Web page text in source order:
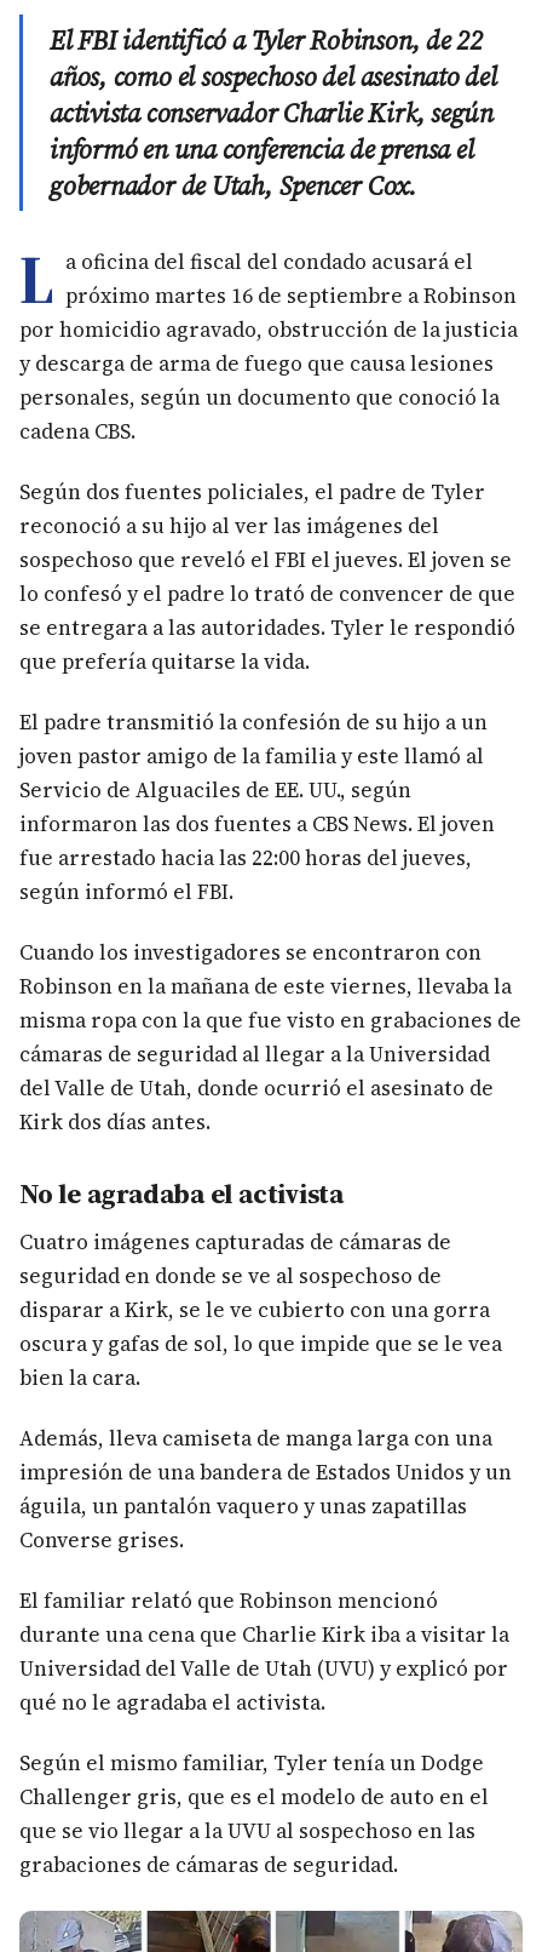
El FBI identificó a Tyler Robinson, de 22
años, como el sospechoso del asesinato del
activista conservador Charlie Kirk, según
informó en una conferencia de prensa el
gobernador de Utah, Spencer Cox.
L a oficina del fiscal del condado acusará el
próximo martes 16 de septiembre a Robinson
por homicidio agravado, obstrucción de la justicia
y descarga de arma de fuego que causa lesiones
personales, según un documento que conoció la
cadena CBS.
Según dos fuentes policiales, el padre de Tyler
reconoció a su hijo al ver las imágenes del
sospechoso que reveló el FBI el jueves. El joven se
lo confesó y el padre lo trató de convencer de que
se entregara a las autoridades. Tyler le respondió
que prefería quitarse la vida.
El padre transmitió la confesión de su hijo a un
joven pastor amigo de la familia y este llamó al
Servicio de Alguaciles de EE. UU., según
informaron las dos fuentes a CBS News. El joven
fue arrestado hacia las 22:00 horas del jueves,
según informó el FBI.
Cuando los investigadores se encontraron con
Robinson en la mañana de este viernes, llevaba la
misma ropa con la que fue visto en grabaciones de
cámaras de seguridad al llegar a la Universidad
del Valle de Utah, donde ocurrió el asesinato de
Kirk dos días antes.
No le agradaba el activista
Cuatro imágenes capturadas de cámaras de
seguridad en donde se ve al sospechoso de
disparar a Kirk, se le ve cubierto con una gorra
oscura y gafas de sol, lo que impide que se le vea
bien la cara.
Además, lleva camiseta de manga larga con una
impresión de una bandera de Estados Unidos y un
águila, un pantalón vaquero y unas zapatillas
Converse grises.
El familiar relató que Robinson mencionó
durante una cena que Charlie Kirk iba a visitar la
Universidad del Valle de Utah (UVU) y explicó por
qué no le agradaba el activista.
Según el mismo familiar, Tyler tenía un Dodge
Challenger gris, que es el modelo de auto en el
que se vio llegar a la UVU al sospechoso en las
grabaciones de cámaras de seguridad.